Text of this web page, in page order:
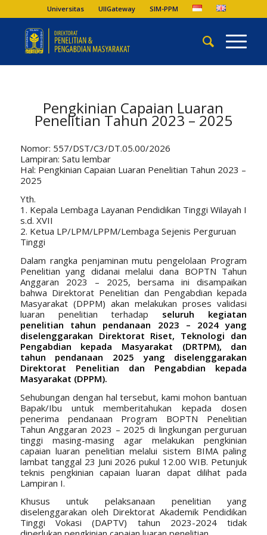
Universitas UIIGateway SIM-PPM
Pengkinian Capaian Luaran
Penelitian Tahun 2023 – 2025
Nomor: 557/DST/C3/DT.05.00/2026
Lampiran: Satu lembar
Hal: Pengkinian Capaian Luaran Penelitian Tahun 2023 –
2025
Yth.
1. Kepala Lembaga Layanan Pendidikan Tinggi Wilayah I
s.d. XVII
2. Ketua LP/LPM/LPPM/Lembaga Sejenis Perguruan
Tinggi
Dalam rangka penjaminan mutu pengelolaan Program
Penelitian yang didanai melalui dana BOPTN Tahun
Anggaran 2023 – 2025, bersama ini disampaikan
bahwa Direktorat Penelitian dan Pengabdian kepada
Masyarakat (DPPM) akan melakukan proses validasi
luaran penelitian terhadap seluruh kegiatan
penelitian tahun pendanaan 2023 – 2024 yang
diselenggarakan Direktorat Riset, Teknologi dan
Pengabdian kepada Masyarakat (DRTPM), dan
tahun pendanaan 2025 yang diselenggarakan
Direktorat Penelitian dan Pengabdian kepada
Masyarakat (DPPM).
Sehubungan dengan hal tersebut, kami mohon bantuan
Bapak/Ibu untuk memberitahukan kepada dosen
penerima pendanaan Program BOPTN Penelitian
Tahun Anggaran 2023 – 2025 di lingkungan perguruan
tinggi masing-masing agar melakukan pengkinian
capaian luaran penelitian melalui sistem BIMA paling
lambat tanggal 23 Juni 2026 pukul 12.00 WIB. Petunjuk
teknis pengkinian capaian luaran dapat dilihat pada
Lampiran I.
Khusus untuk pelaksanaan penelitian yang
diselenggarakan oleh Direktorat Akademik Pendidikan
Tinggi Vokasi (DAPTV) tahun 2023-2024 tidak